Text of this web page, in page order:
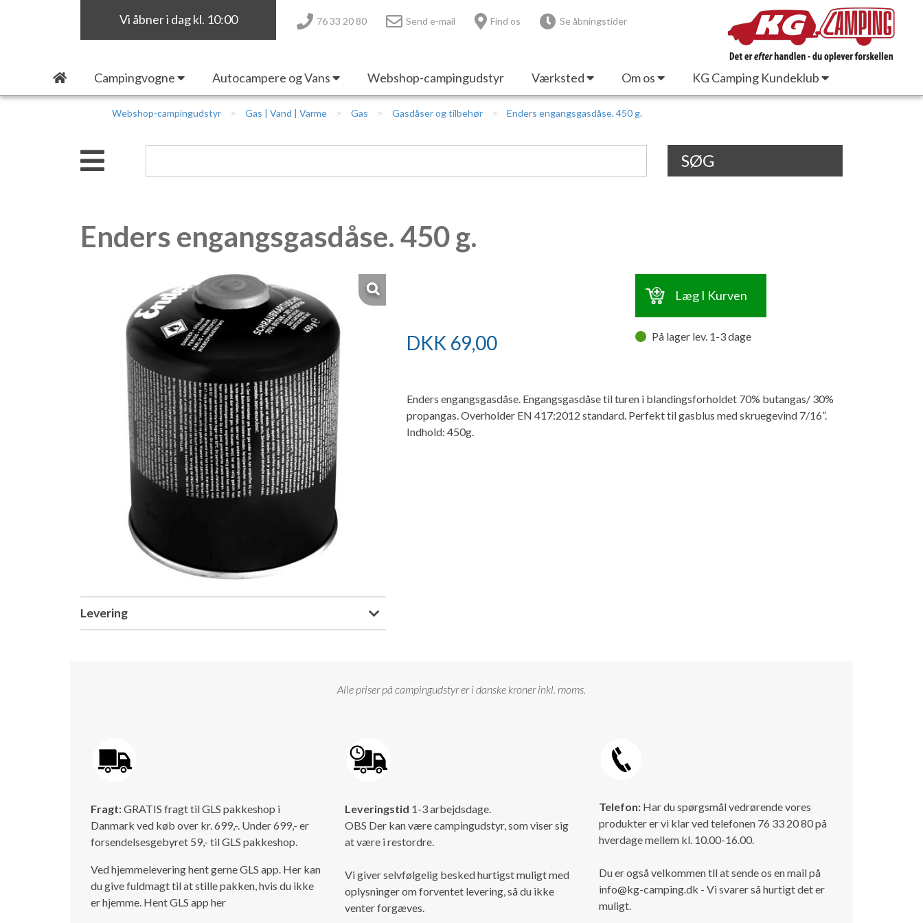
Vi åbner i dag kl. 10:00 76 33 20 80 Send e-mail Find os Se åbningstider
Campingvogne Autocampere og Vans Webshop-campingudstyr Værksted Om os KG Camping Kundeklub
Webshop-campingudstyr Gas | Vand | Varme Gas Gasdåser og tilbehør Enders engangsgasdåse. 450 g.
SØG
Enders engangsgasdåse. 450 g.
Levering
Læg I Kurven
DKK 69,00 På lager lev. 1-3 dage
Enders engangsgasdåse. Engangsgasdåse til turen i blandingsforholdet 70% butangas/ 30%
propangas. Overholder EN 417:2012 standard. Perfekt til gasblus med skruegevind 7/16”.
Indhold: 450g.
Alle priser på campingudstyr er i danske kroner inkl. moms.
Fragt:GRATIS fragt til GLS pakkeshop i
Danmark ved køb over kr. 699,-. Under 699,- er
forsendelsesgebyret 59,- til GLS pakkeshop.
Ved hjemmelevering hent gerne GLS app. Her kan
du give fuldmagt til at stille pakken, hvis du ikke
er hjemme. Hent GLS app her
Leveringstid 1-3 arbejdsdage.
OBS Der kan være campingudstyr, som viser sig
at være i restordre.
Vi giver selvfølgelig besked hurtigst muligt med
oplysninger om forventet levering, så du ikke
venter forgæves.
Telefon: Har du spørgsmål vedrørende vores
produkter er vi klar ved telefonen 76 33 20 80 på
hverdage mellem kl. 10.00-16.00.
Du er også velkommen tll at sende os en mail på
info@kg-camping.dk - Vi svarer så hurtigt det er
muligt.